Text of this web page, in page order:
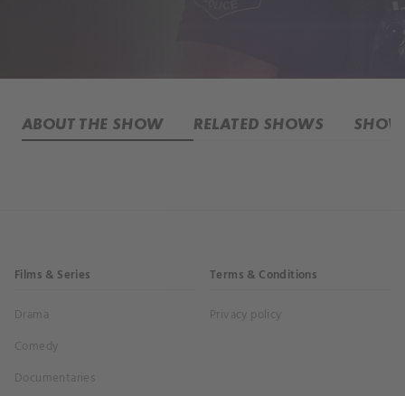
ABOUT THE SHOW RELATED SHOWS
Films & Series
Drama
Comedy
Documentaries
Terms & Conditions
Privacy policy